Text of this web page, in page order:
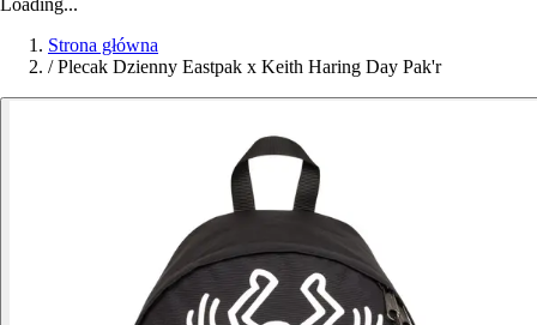
Strona główna
/ Plecak Dzienny Eastpak x Keith Haring Day Pak'r